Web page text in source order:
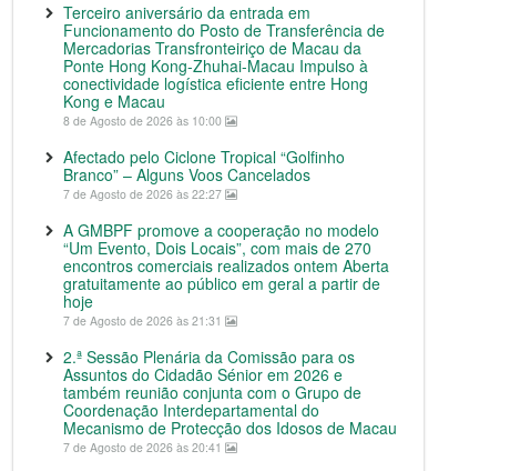
Terceiro aniversário da entrada em
Funcionamento do Posto de Transferência de
Mercadorias Transfronteiriço de Macau da
Ponte Hong Kong-Zhuhai-Macau Impulso à
conectividade logística eficiente entre Hong
Kong e Macau
8 de Agosto de 2026 às 10:00
Afectado pelo Ciclone Tropical “Golfinho
Branco” – Alguns Voos Cancelados
7 de Agosto de 2026 às 22:27
A GMBPF promove a cooperação no modelo
“Um Evento, Dois Locais”, com mais de 270
encontros comerciais realizados ontem Aberta
gratuitamente ao público em geral a partir de
hoje
7 de Agosto de 2026 às 21:31
2.ª Sessão Plenária da Comissão para os
Assuntos do Cidadão Sénior em 2026 e
também reunião conjunta com o Grupo de
Coordenação Interdepartamental do
Mecanismo de Protecção dos Idosos de Macau
7 de Agosto de 2026 às 20:41